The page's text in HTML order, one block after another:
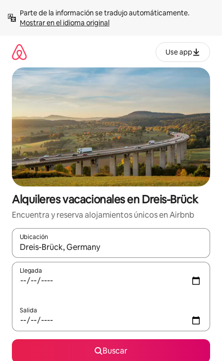
contenidoMostrar en el idioma original
Use app
Alquileres vacacionales en Dreis-Brück
Encuentra y reserva alojamientos únicos en Airbnb
Ubicación
Cuando los resultados estén disponibles, navega con las
Llegada
Salida
Buscar